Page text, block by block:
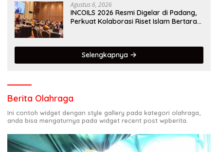
Agustus 6, 2026
INCOILS 2026 Resmi Digelar di Padang,
Perkuat Kolaborasi Riset Islam Bertaraf
Selengkapnya
Berita Olahraga
Ini contoh widget dengan style gallery pada kategori olahraga,
anda bisa mengaturnya pada widget recent post wpberita.